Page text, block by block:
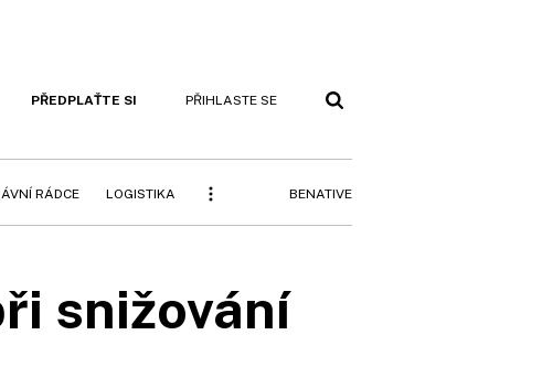
PŘEDPLAŤTE SI PŘIHLASTE SE
RÁDCE LOGISTIKA BENATIVE
snižování